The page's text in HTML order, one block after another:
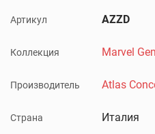
Артикул AZZD
Коллекция Marvel
Производитель Atlas
Страна Италия